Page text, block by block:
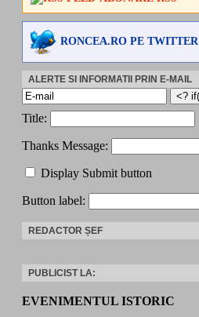
RONCEA.RO PE TWITTER
ALERTE SI INFORMATII PRIN E-MAIL
Title:
Thanks Message:
Display Submit button
Button label:
REDACTOR ȘEF
PUBLICIST LA:
EVENIMENTUL ISTORIC